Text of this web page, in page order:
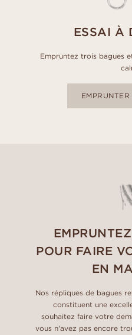
ESSAI À
Empruntez trois bagues
POUR FAIRE
EN
Nos répliques de bagues
constituent une
souhaitez faire votre
vous n'avez pas encore